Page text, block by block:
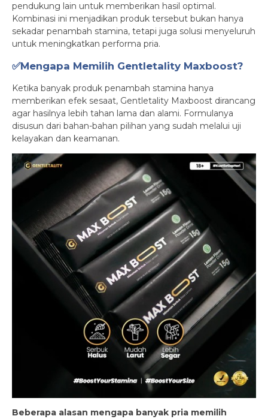
pendukung lain untuk memberikan hasil optimal.
Kombinasi ini menjadikan produk tersebut bukan hanya
sekadar penambah stamina, tetapi juga solusi menyeluruh
untuk meningkatkan performa pria.
✅Mengapa Memilih Gentletality Maxboost?
Ketika banyak produk penambah stamina hanya
memberikan efek sesaat, Gentletality Maxboost dirancang
agar hasilnya lebih tahan lama dan alami. Formulanya
disusun dari bahan-bahan pilihan yang sudah melalui uji
kelayakan dan keamanan.
Beberapa alasan mengapa banyak pria memilih